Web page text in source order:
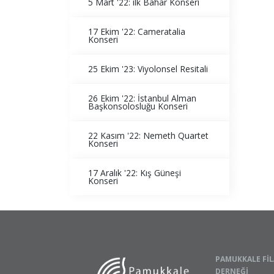
17 Ekim '22: Cameratalia
Konseri
25 Ekim '23: Viyolonsel Resitali
26 Ekim '22: İstanbul Alman
Başkonsolosluğu Konseri
22 Kasım '22: Nemeth Quartet
Konseri
17 Aralık '22: Kış Güneşi
Konseri
PAMUKKALE
DERNEĞI